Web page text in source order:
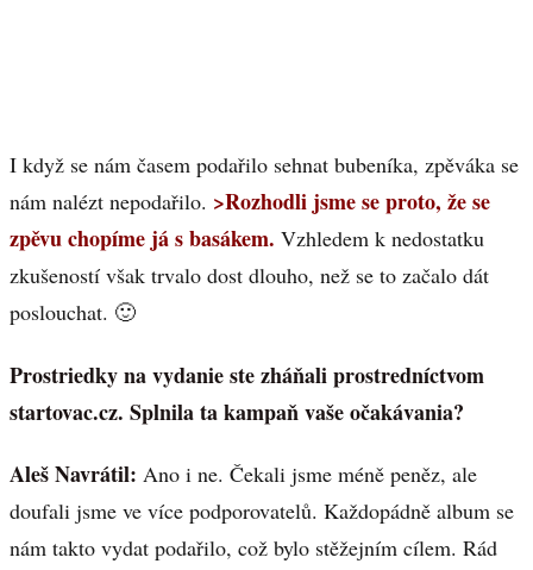
I když se nám časem podařilo sehnat bubeníka, zpěváka se
nám nalézt nepodařilo. >Rozhodli jsme se proto, že se
zpěvu chopíme já s basákem. Vzhledem k nedostatku
zkušeností však trvalo dost dlouho, než se to začalo dát
poslouchat. 🙂
Prostriedky na vydanie ste zháňali prostredníctvom
startovac.cz. Splnila ta kampaň vaše očakávania?
Aleš Navrátil: Ano i ne. Čekali jsme méně peněz, ale
doufali jsme ve více podporovatelů. Každopádně album se
nám takto vydat podařilo, což bylo stěžejním cílem. Rád